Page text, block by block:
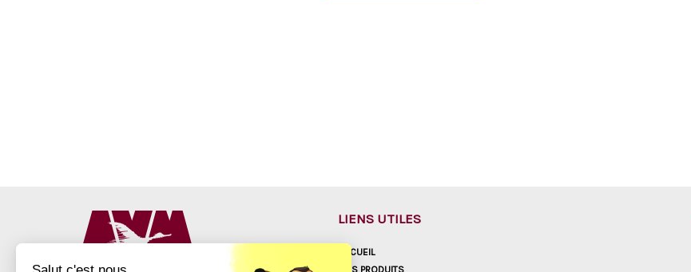
LIENS UTILES
ACCUEIL
NOS PRODUITS